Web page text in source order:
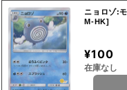
ニョロゾ:
M-HK]
¥100
在庫なし